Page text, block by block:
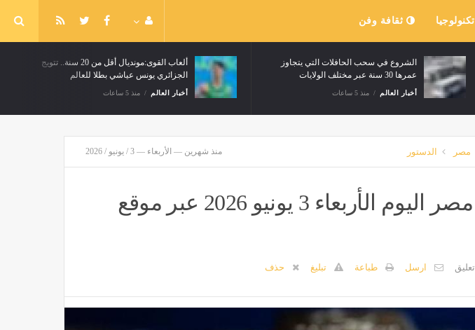
تكنولوجيا ثقافة وفن
ألعاب القوى:مونديال أقل من 20 سنة.. تتويج
الجزائري يونس عياشي بطلا للعالم
أخبار العالم منذ 5 ساعات
الشروع في سحب الحافلات التي يتجاوز
عمرها 30 سنة عبر مختلف الولايات
أخبار العالم منذ 5 ساعات
مصر الدستور منذ شهرين — الأربعاء — 3 / يونيو / 2026
أسعار الذهب في مصر اليوم الأربعاء 3 يونيو 2026 عبر موقع
ارسل طباعة تبليغ حذف